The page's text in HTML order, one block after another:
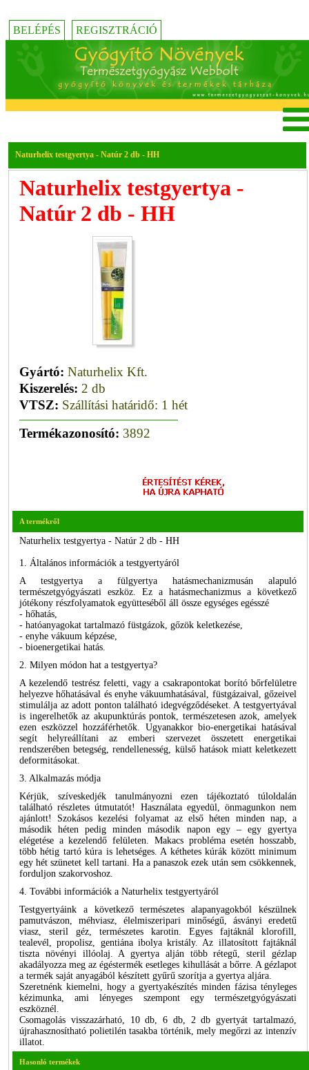
BELÉPÉS REGISZTRÁCIÓ
Naturhelix testgyertya - Natúr 2 db - HH
Naturhelix testgyertya -
Natúr 2 db - HH
Gyártó: Naturhelix Kft.
Kiszerelés: 2 db
VTSZ: Szállítási határidő: 1 hét
Termékazonosító: 3892
A termékről
Naturhelix testgyertya - Natúr 2 db - HH
1. Általános információk a testgyertyáról
A testgyertya a fülgyertya hatásmechanizmusán alapuló
természetgyógyászati eszköz. Ez a hatásmechanizmus a következő
jótékony részfolyamatok együtteséből áll össze egységes egésszé
- hőhatás,
- hatóanyagokat tartalmazó füstgázok, gőzök keletkezése,
- enyhe vákuum képzése,
- bioenergetikai hatás.
2. Milyen módon hat a testgyertya?
A kezelendő testrész feletti, vagy a csakrapontokat borító bőrfelületre
helyezve hőhatásával és enyhe vákuumhatásával, füstgázaival, gőzeivel
stimulálja az adott ponton található idegvégződéseket. A testgyertyával
is ingerelhetők az akupunktúrás pontok, természetesen azok, amelyek
ezen eszközzel hozzáférhetők. Ugyanakkor bio-energetikai hatásával
segít helyreállítani az emberi szervezet összetett energetikai
rendszerében betegség, rendellenesség, külső hatások miatt keletkezett
deformitásokat.
3. Alkalmazás módja
Kérjük, szíveskedjék tanulmányozni ezen tájékoztató túloldalán
található részletes útmutatót! Használata egyedül, önmagunkon nem
ajánlott! Szokásos kezelési folyamat az első héten minden nap, a
második héten pedig minden második napon egy – egy gyertya
elégetése a kezelendő felületen. Makacs probléma esetén hosszabb,
több hétig tartó kúra is lehetséges. A kéthetes kúrák között minimum
egy hét szünetet kell tartani. Ha a panaszok ezek után sem csökkennek,
forduljon szakorvoshoz.
4. További információk a Naturhelix testgyertyáról
Testgyertyáink a következő természetes alapanyagokból készülnek
pamutvászon, méhviasz, élelmiszeripari minőségű, ásványi eredetű
viasz, steril géz, természetes karotin. Egyes fajtáknál klorofill,
tealevél, propolisz, gentiána ibolya kristály. Az illatosított fajtáknál
tiszta növényi illóolaj. A gyertya alján több rétegű, steril gézlap
akadályozza meg az égéstermék esetleges kihullását a bőrre. A gézlapot
a termék saját anyagából készített gyűrű szorítja a gyertya aljára.
Szeretnénk kiemelni, hogy a gyertyakészítés minden fázisa tényleges
kézimunka, ami lényeges szempont egy természetgyógyászati
eszköznél.
Csomagolás visszazárható, 10 db, 6 db, 2 db gyertyát tartalmazó,
újrahasznosítható polietilén tasakba történik, mely megőrzi az intenzív
illatot.
Hasonló termékek